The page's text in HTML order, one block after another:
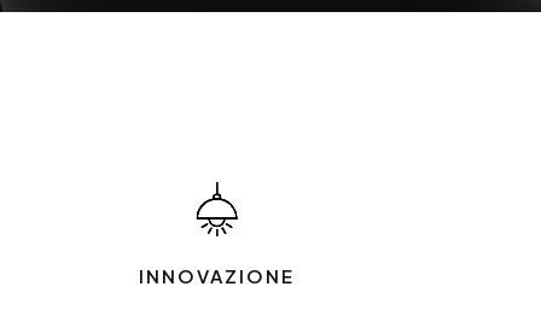
INNOVAZIONE